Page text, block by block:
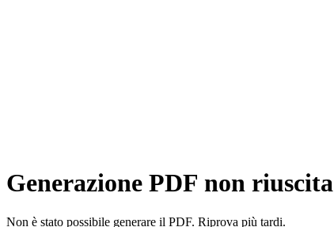
Generazione PDF non riuscita
Non è stato possibile generare il PDF. Riprova più tardi.